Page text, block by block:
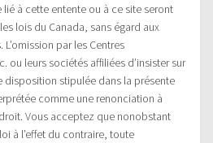
à cette entente ou à ce site seront
lois du Canada, sans égard aux
par les Centres
ou leurs sociétés affiliées d’insister sur
disposition stipulée dans la présente
comme une renonciation à
Vous acceptez que nonobstant
à l’effet du contraire, toute